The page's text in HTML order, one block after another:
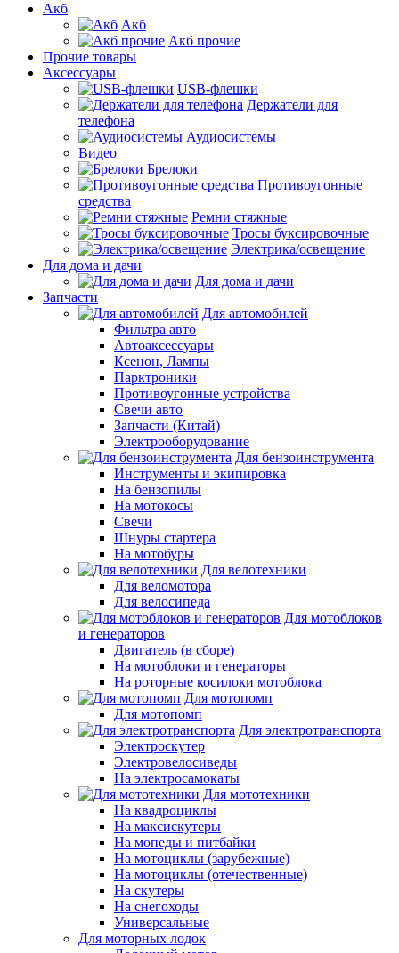
Акб
Акб
Акб прочие
Прочие товары
Аксессуары
USB-флешки
Держатели для
телефона
Аудиосистемы
Видео
Брелоки
Противоугонные
средства
Ремни стяжные
Тросы буксировочные
Электрика/освещение
Для дома и дачи
Для дома и дачи
Запчасти
Для автомобилей
Фильтра авто
Автоаксессуары
Ксенон, Лампы
Парктроники
Противоугонные устройства
Свечи авто
Запчасти (Китай)
Электрооборудование
Для бензоинструмента
Инструменты и экипировка
На бензопилы
На мотокосы
Свечи
Шнуры стартера
На мотобуры
Для велотехники
Для веломотора
Для велосипеда
Для мотоблоков
и генераторов
Двигатель (в сборе)
На мотоблоки и генераторы
На роторные косилоки мотоблока
Для мотопомп
Для мотопомп
Для электротранспорта
Электроскутер
Электровелосиведы
На электросамокаты
Для мототехники
На квадроциклы
На максискутеры
На мопеды и питбайки
На мотоциклы (зарубежные)
На мотоциклы (отечественные)
На скутеры
На снегоходы
Универсальные
Для моторных лодок